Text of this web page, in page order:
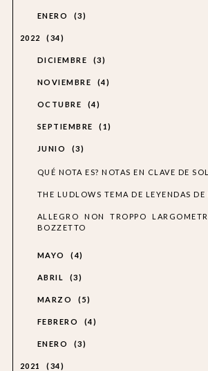
ENERO 3
2022 34
DICIEMBRE 3
NOVIEMBRE 4
OCTUBRE 4
SEPTIEMBRE 1
JUNIO 3
QUÉ NOTA ES? NOTAS EN CLAVE DE SOL
THE LUDLOWS TEMA DE LEYENDAS DE
ALLEGRO NON TROPPO
BOZZETTO
MAYO 4
ABRIL 3
MARZO 5
FEBRERO 4
ENERO 3
2021 34